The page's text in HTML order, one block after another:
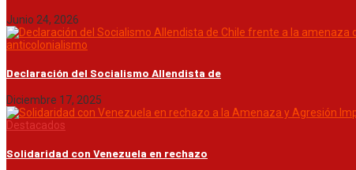
Junio 24, 2026
anticolonialismo
Declaración del Socialismo Allendista de
Diciembre 17, 2025
Destacados
Solidaridad con Venezuela en rechazo